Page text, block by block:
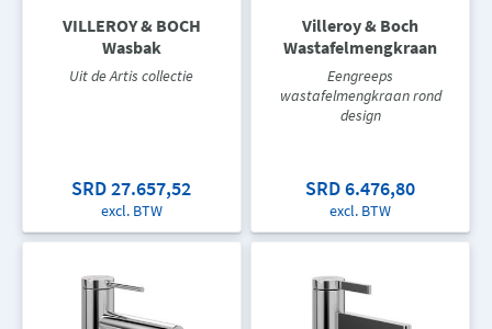
VILLEROY & BOCH
Wasbak
Uit de Artis collectie
SRD 27.657,52
excl. BTW
Villeroy & Boch
Wastafelmengkraan
Eengreeps
wastafelmengkraan rond
design
SRD 6.476,80
excl. BTW